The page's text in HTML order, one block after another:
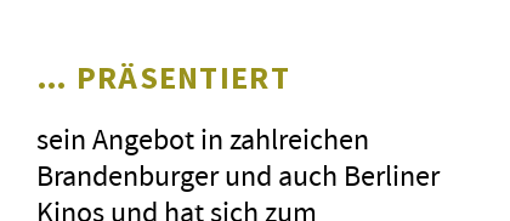
… PRÄSENTIERT
sein Angebot in zahlreichen
Brandenburger und auch Berliner
Kinos und hat sich zum